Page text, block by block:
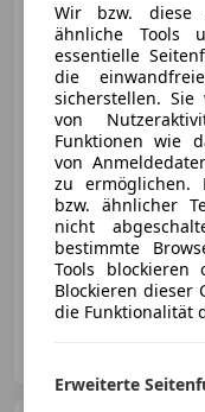
07/2019 29 000
Wir bzw. diese
ähnliche Tools
essentielle
die
sicherstellen. Sie
von
Funktionen wie
von
zu ermöglichen.
bzw. ähnlicher
nicht
bestimmte
Tools blockieren
Blockieren dieser
die Funktionalität
Erweiterte